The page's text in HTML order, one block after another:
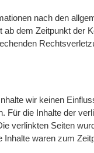
nach den
ab dem Zeitpunkt der
wir keinen
Für die Inhalte der
verlinkten Seiten
waren zum